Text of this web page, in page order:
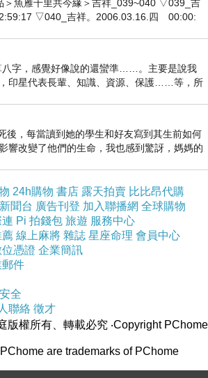
騎大象吃榴槤~
都被認為我是男生~
但是我覺得很正好~
小時候也有外號~
是老媽叫的~
就是~
雅妹~
到現在~
老媽還是這樣叫著我~
＞魚雁千里共今緣＞吉祥_039~040 ▽039_吉
▽040_吉祥。2006.03.16.四 00:00:
八字，感覺好像說的還蠻準……。主要是說我
印星代表長輩、知識、資源、保護……等，所
後，每當讀到她的學生和好友寫到其生前如何
響改變了他們的生命，我也感到驚訝，媽媽的
24h購物 書店 露天拍賣 比比昂代購
聞台 廣告刊登 加入聯播網 全球購物
連 Pi 拍錢包 旅遊 服務中心
薦 線上麻將 雜誌 星座命理 會員中心
憑證 企業簡訊
件
全
聯絡 徵才
版權所有、轉載必究 ‧Copyright PChome
are trademarks of PChome